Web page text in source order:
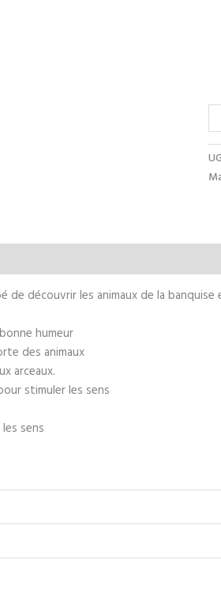
de
-
de découvrir les animaux de la
humeur
des animaux
arceaux.
stimuler les sens
sens